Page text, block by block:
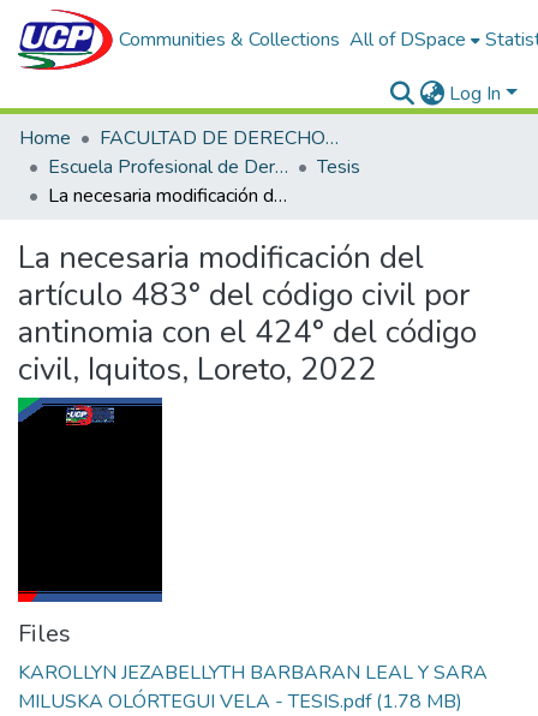
Communities & Collections All of DSpace
Log In
Home
FACULTAD DE DERECHO Y CIENCIAS POLÍTICAS
Escuela Profesional de Derecho
Tesis
La necesaria modificación del artículo 483° del código civil por antinomia con el 424° del código civil, Iquitos, Loreto, 2022
La necesaria modificación del
artículo 483° del código civil por
antinomia con el 424° del código
civil, Iquitos, Loreto, 2022
Files
KAROLLYN JEZABELLYTH BARBARAN LEAL Y SARA
MILUSKA OLÓRTEGUI VELA - TESIS.pdf(1.78 MB)